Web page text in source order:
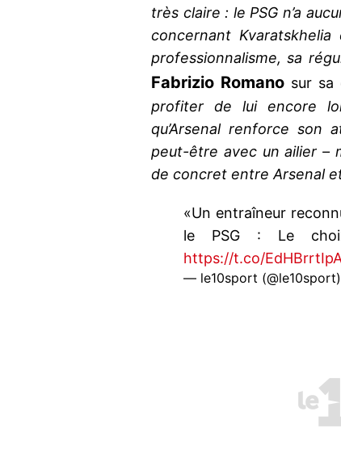
très claire : le PSG n’a
concernant
professionnalisme, sa
Fabrizio Romanosur sa
profiter de lui encore
qu’Arsenal renforce son
peut-être avec un ailier –
de concret entre Arsenal
«Un entraîneur
le PSG : Le
https://t.co/
— le10sport (@le10sport)